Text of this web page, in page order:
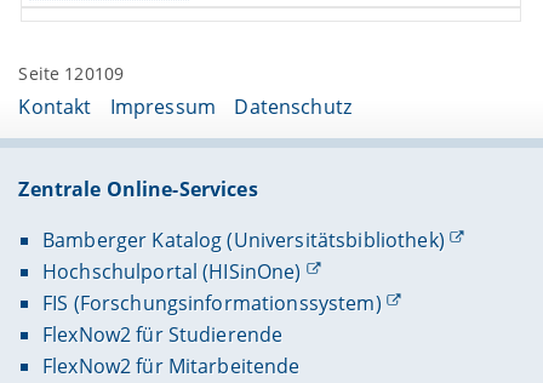
Seite 120109
Kontakt Impressum Datenschutz
Zentrale Online-Services
Bamberger Katalog (Universitätsbibliothek)
Hochschulportal (HISinOne)
FIS (Forschungsinformationssystem)
FlexNow2 für Studierende
FlexNow2 für Mitarbeitende